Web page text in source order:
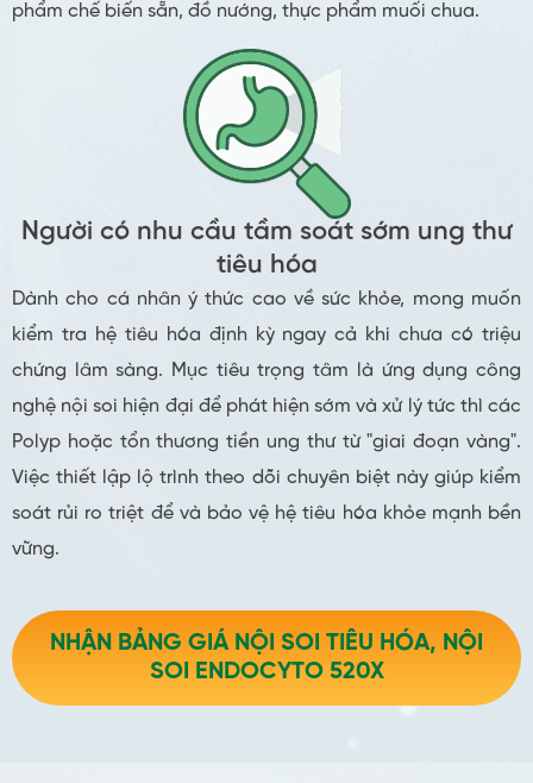
phẩm chế biến sẵn, đồ nướng, thực phẩm muối chua.
Người có nhu cầu tầm soát sớm ung thư
tiêu hóa
Dành cho cá nhân ý thức cao về sức khỏe, mong muốn
kiểm tra hệ tiêu hóa định kỳ ngay cả khi chưa có triệu
chứng lâm sàng. Mục tiêu trọng tâm là ứng dụng công
nghệ nội soi hiện đại để phát hiện sớm và xử lý tức thì các
Polyp hoặc tổn thương tiền ung thư từ "giai đoạn vàng".
Việc thiết lập lộ trình theo dõi chuyên biệt này giúp kiểm
soát rủi ro triệt để và bảo vệ hệ tiêu hóa khỏe mạnh bền
vững.
NHẬN BẢNG GIÁ NỘI SOI TIÊU HÓA, NỘI
SOI ENDOCYTO 520X